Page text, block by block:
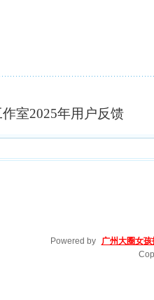
室2025年用户反馈
Powered by
广州大圈女孩